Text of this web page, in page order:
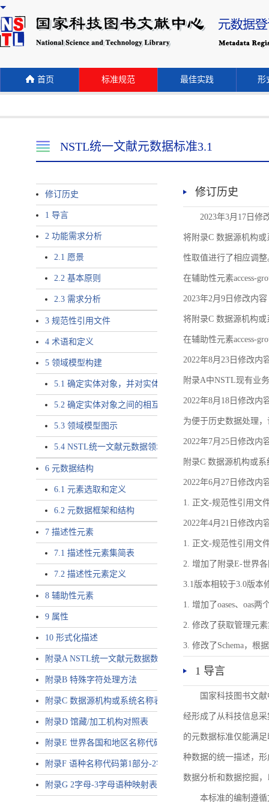
首页 标准规范 最佳实践 形
NSTL统一文献元数据标准3.1
修订历史
1 导言
2 功能需求分析
2.1 愿景
2.2 基本原则
2.3 需求分析
3 规范性引用文件
4 术语和定义
5 领域模型构建
5.1 确定实体对象，并对实体对象命名
5.2 确定实体对象之间的相互关系，定义实体对象之间的
5.3 领域模型图示
5.4 NSTL统一文献元数据领域模型的验证
6 元数据结构
6.1 元素选取和定义
6.2 元数据框架和结构
7 描述性元素
7.1 描述性元素集简表
7.2 描述性元素定义
8 辅助性元素
9 属性
10 形式化描述
附录A NSTL统一文献元数据数据唯一标识符规则
附录B 特殊字符处理方法
附录C 数据源机构或系统名称表
附录D 馆藏/加工机构对照表
附录E 世界各国和地区名称代码-2字母代码（GB/T 2659-
附录F 语种名称代码第1部分-2字母代码（GB/T 4880.1-2005
附录G 2字母-3字母语种映射表
修订历史
2023年3月17日修
将附录C 数据源机构或
性取值进行了相应调整
在辅助性元素access-
2023年2月9日修改内容
将附录C 数据源机构或
在辅助性元素access-
2022年8月23日修改内
附录A中NSTL现有业
2022年8月18日修改内
为便于历史数据处理
2022年7月25日修改内
附录C 数据源机构或
2022年6月27日修改内
1. 正文-规范性引用文
2022年4月21日修改内
1. 正文-规范性引用文
2. 增加了附录E-世界
3.1版本相较于3.0版本
1. 增加了oases、oas
2. 修改了获取管理元
3. 修改了Schema，根
1 导言
国家科技图书文
经形成了从科技信息
的元数据标准仅能满
种数据的统一描述，
数据分析和数据挖掘
本标准的编制遵